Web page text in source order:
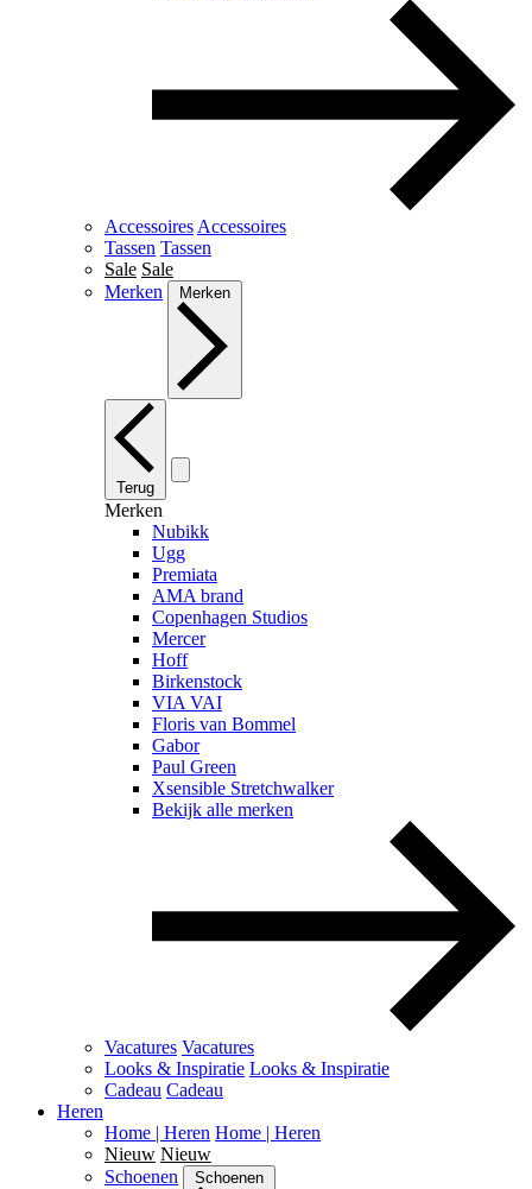
Accessoires Accessoires
Tassen Tassen
Sale Sale
Merken
Merken
Terug
Merken
Nubikk
Ugg
Premiata
AMA brand
Copenhagen Studios
Mercer
Hoff
Birkenstock
VIA VAI
Floris van Bommel
Gabor
Paul Green
Xsensible Stretchwalker
Bekijk alle merken
Vacatures Vacatures
Looks & Inspiratie Looks & Inspiratie
Cadeau Cadeau
Heren
Home | Heren Home | Heren
Nieuw Nieuw
Schoenen
Schoenen